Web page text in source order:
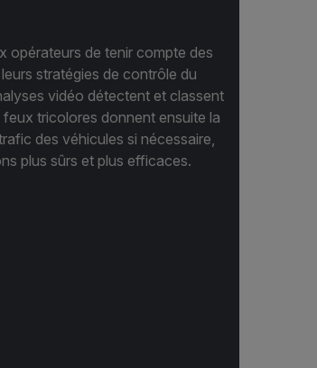
opérateurs de tenir compte des
stratégies de contrôle du
vidéo détectent et classent
tricolores donnent ensuite la
des véhicules si nécessaire,
plus sûrs et plus efficaces.